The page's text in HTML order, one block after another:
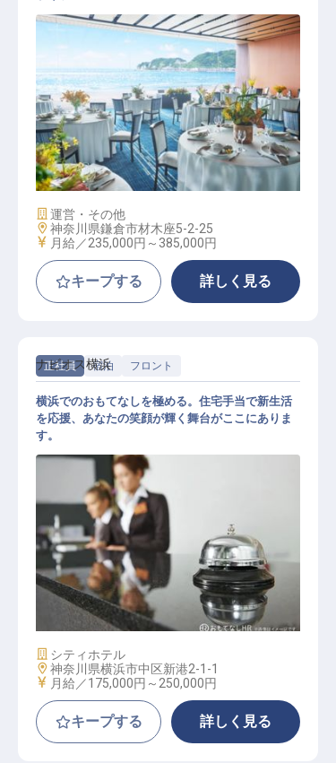
調理スタッフ【アマンダンブルー鎌
倉】
施設業態
運営・その他
勤務地
神奈川県鎌倉市材木座5-2-25
給与
月給／235,000円～ 385,000円
キープする 詳しく見る
正社員 宿泊 フロント
フロント
ナビオス横浜
横浜でのおもてなしを極める。住宅手当で新生活
を応援、あなたの笑顔が輝く舞台がここにありま
す。
施設業態
シティホテル
勤務地
神奈川県横浜市中区新港2-1-1
給与
月給／175,000円～ 250,000円
キープする 詳しく見る